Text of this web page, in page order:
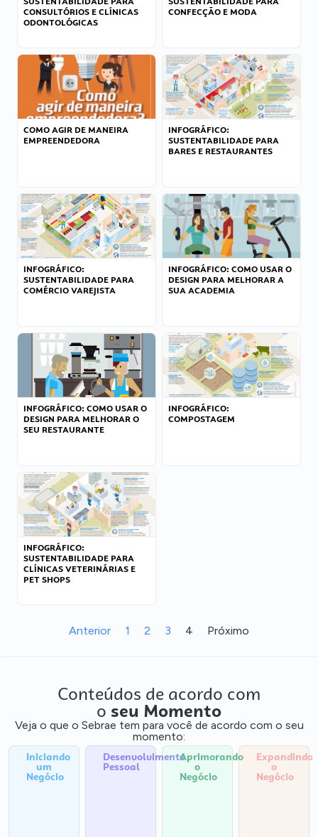
CONSULTÓRIOS E CLÍNICAS
ODONTOLÓGICAS
CONFECÇÃO E MODA
COMO AGIR DE MANEIRA
EMPREENDEDORA
INFOGRÁFICO:
SUSTENTABILIDADE PARA
BARES E RESTAURANTES
INFOGRÁFICO:
SUSTENTABILIDADE PARA
COMÉRCIO VAREJISTA
INFOGRÁFICO: COMO USAR O
DESIGN PARA MELHORAR A
SUA ACADEMIA
INFOGRÁFICO: COMO USAR O
DESIGN PARA MELHORAR O
SEU RESTAURANTE
INFOGRÁFICO:
COMPOSTAGEM
INFOGRÁFICO:
SUSTENTABILIDADE PARA
CLÍNICAS VETERINÁRIAS E
PET SHOPS
Anterior 1 2 3 4 Próximo
Conteúdos de acordo com
o seu Momento
Veja o que o Sebrae tem para você de acordo com o seu
momento:
Iniciando
um
Negócio
Desenvolvimento
Pessoal
Aprimorando
o
Negócio
Expandindo
o
Negócio